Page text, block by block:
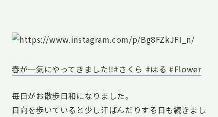
春が一気にやってきました‼️#さくら #はる #Flower
毎日がお散歩日和になりました。
日向を歩いていると少し汗ばんだりする日も続きまし